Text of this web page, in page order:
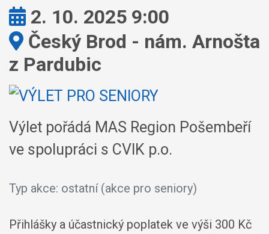
Kdy:
2. 10. 2025 9:00
Kde:
Český Brod - nám. Arnošta
z Pardubic
Výlet pořádá MAS Region Pošembeří
ve spolupráci s CVIK p.o.
Typ akce: ostatní (akce pro seniory)
Přihlášky a účastnický poplatek ve výši 300 Kč